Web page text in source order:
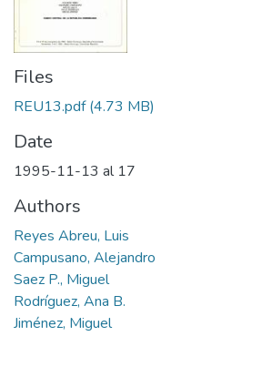
Files
REU13.pdf(4.73 MB)
Date
1995-11-13 al 17
Authors
Reyes Abreu, Luis
Campusano, Alejandro
Saez P., Miguel
Rodríguez, Ana B.
Jiménez, Miguel